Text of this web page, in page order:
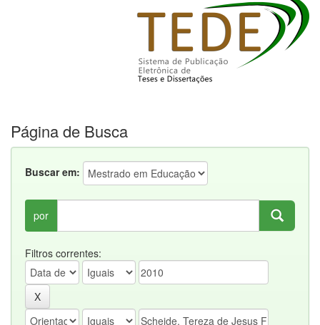
Página de Busca
Buscar em:
por
Filtros correntes: